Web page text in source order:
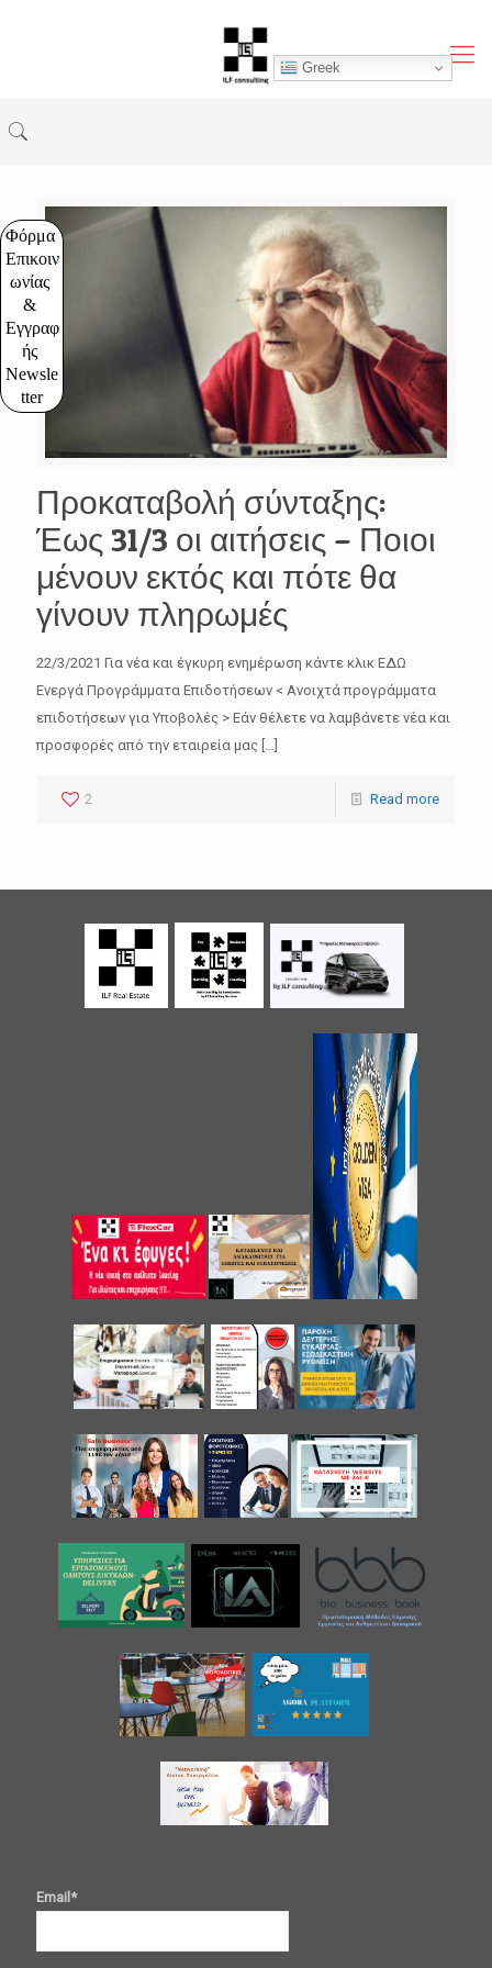
Φόρμα
Επικοιν
ωνίας
&
Εγγραφ
ής
Newsle
tter
Προκαταβολή σύνταξης:
Έως 31/3 οι αιτήσεις – Ποιοι
μένουν εκτός και πότε θα
γίνουν πληρωμές
22/3/2021 Για νέα και έγκυρη ενημέρωση κάντε κλικ ΕΔΩ
Ενεργά Προγράμματα Επιδοτήσεων < Ανοιχτά προγράμματα
επιδοτήσεων για Υποβολές > Εάν θέλετε να λαμβάνετε νέα και
προσφορές από την εταιρεία μας
2 Read more
Email*
Greek